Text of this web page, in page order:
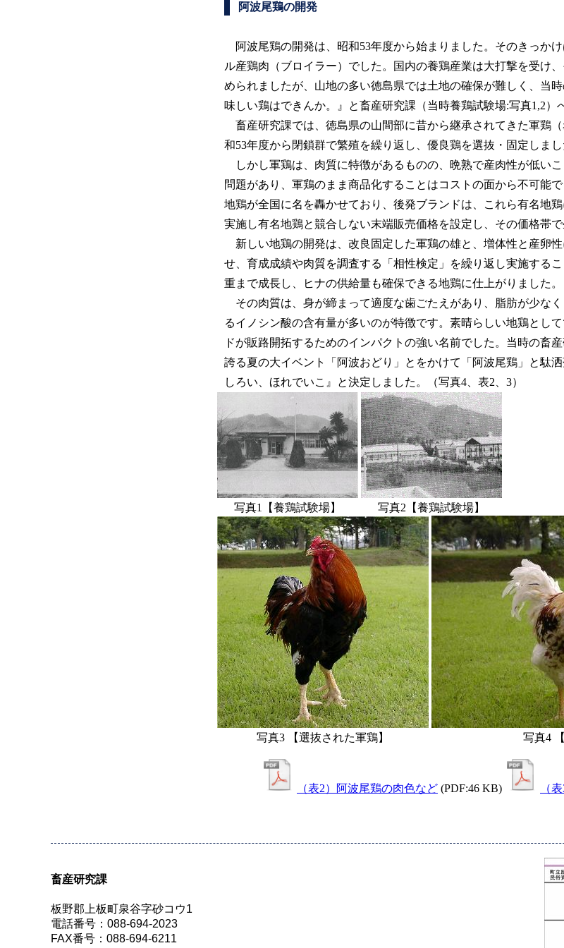
阿波尾鶏の開発
阿波尾鶏の開発は、昭和53年度から始まりました。そのきっか
ル産鶏肉（ブロイラー）でした。国内の養鶏産業は大打撃を受け
められましたが、山地の多い徳島県では土地の確保が難しく、当
味しい鶏はできんか。』と畜産研究課（当時養鶏試験場:写真1,2）
畜産研究課では、徳島県の山間部に昔から継承されてきた軍鶏
和53年度から閉鎖群で繁殖を繰り返し、優良鶏を選抜・固定しまし
しかし軍鶏は、肉質に特徴があるものの、晩熟で産肉性が低い
問題があり、軍鶏のまま商品化することはコストの面から不可能
地鶏が全国に名を轟かせており、後発ブランドは、これら有名地
実施し有名地鶏と競合しない末端販売価格を設定し、その価格帯
新しい地鶏の開発は、改良固定した軍鶏の雄と、増体性と産卵
せ、育成成績や肉質を調査する「相性検定」を繰り返し実施する
重まで成長し、ヒナの供給量も確保できる地鶏に仕上がりました。
その肉質は、身が締まって適度な歯ごたえがあり、脂肪が少な
るイノシン酸の含有量が多いのが特徴です。素晴らしい地鶏とし
ドが販路開拓するためのインパクトの強い名前でした。当時の畜
誇る夏の大イベント「阿波おどり」とをかけて「阿波尾鶏」と駄
しろい、ほれでいこ』と決定しました。（写真4、表2、3）
写真1【養鶏試験場】 写真2【養鶏試験場】
写真3 【選抜された軍鶏】 写真4
（表2）阿波尾鶏の肉色など (PDF:46 KB) （
畜産研究課
板野郡上板町泉谷字砂コウ1
電話番号：088-694-2023
FAX番号：088-694-6211